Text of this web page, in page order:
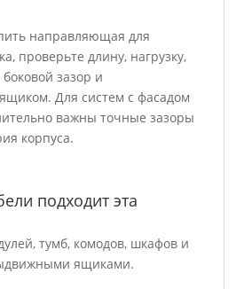
направляющая для
проверьте длину, нагрузку,
зазор и
Для систем с фасадом
важны точные зазоры
корпуса.
подходит эта
тумб, комодов, шкафов и
ящиками.